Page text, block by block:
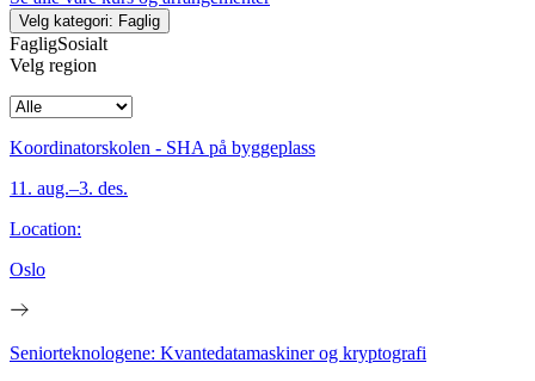
Velg kategori: Faglig
FagligSosialt
Velg region
Koordinatorskolen - SHA på byggeplass
11. aug.–3. des.
Location:
Oslo
Seniorteknologene: Kvantedatamaskiner og kryptografi